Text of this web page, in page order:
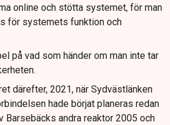
online och stötta systemet, för man
för systemets funktion och
på vad som händer om man inte tar
därefter, 2021, när Sydvästlänken
hade börjat planeras redan
Barsebäcks andra reaktor 2005 och